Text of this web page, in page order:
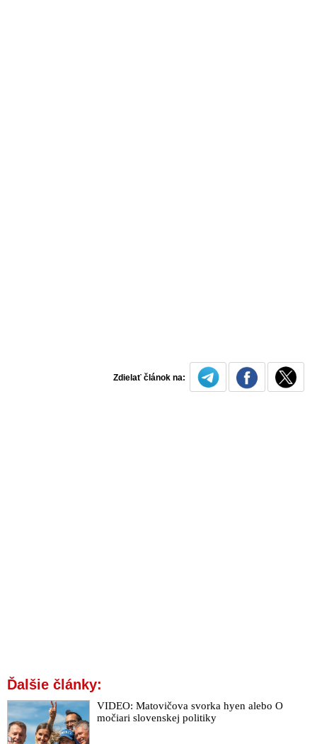
Zdielať článok na:
Ďalšie články:
VIDEO: Matovičova svorka hyen alebo O
močiari slovenskej politiky